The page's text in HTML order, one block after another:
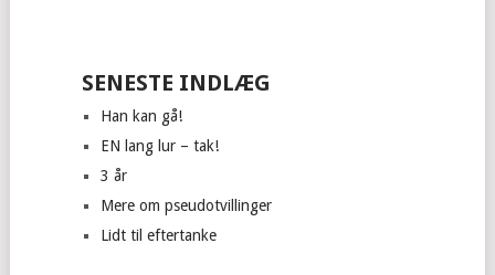
SENESTE INDLÆG
Han kan gå!
EN lang lur – tak!
3 år
Mere om pseudotvillinger
Lidt til eftertanke